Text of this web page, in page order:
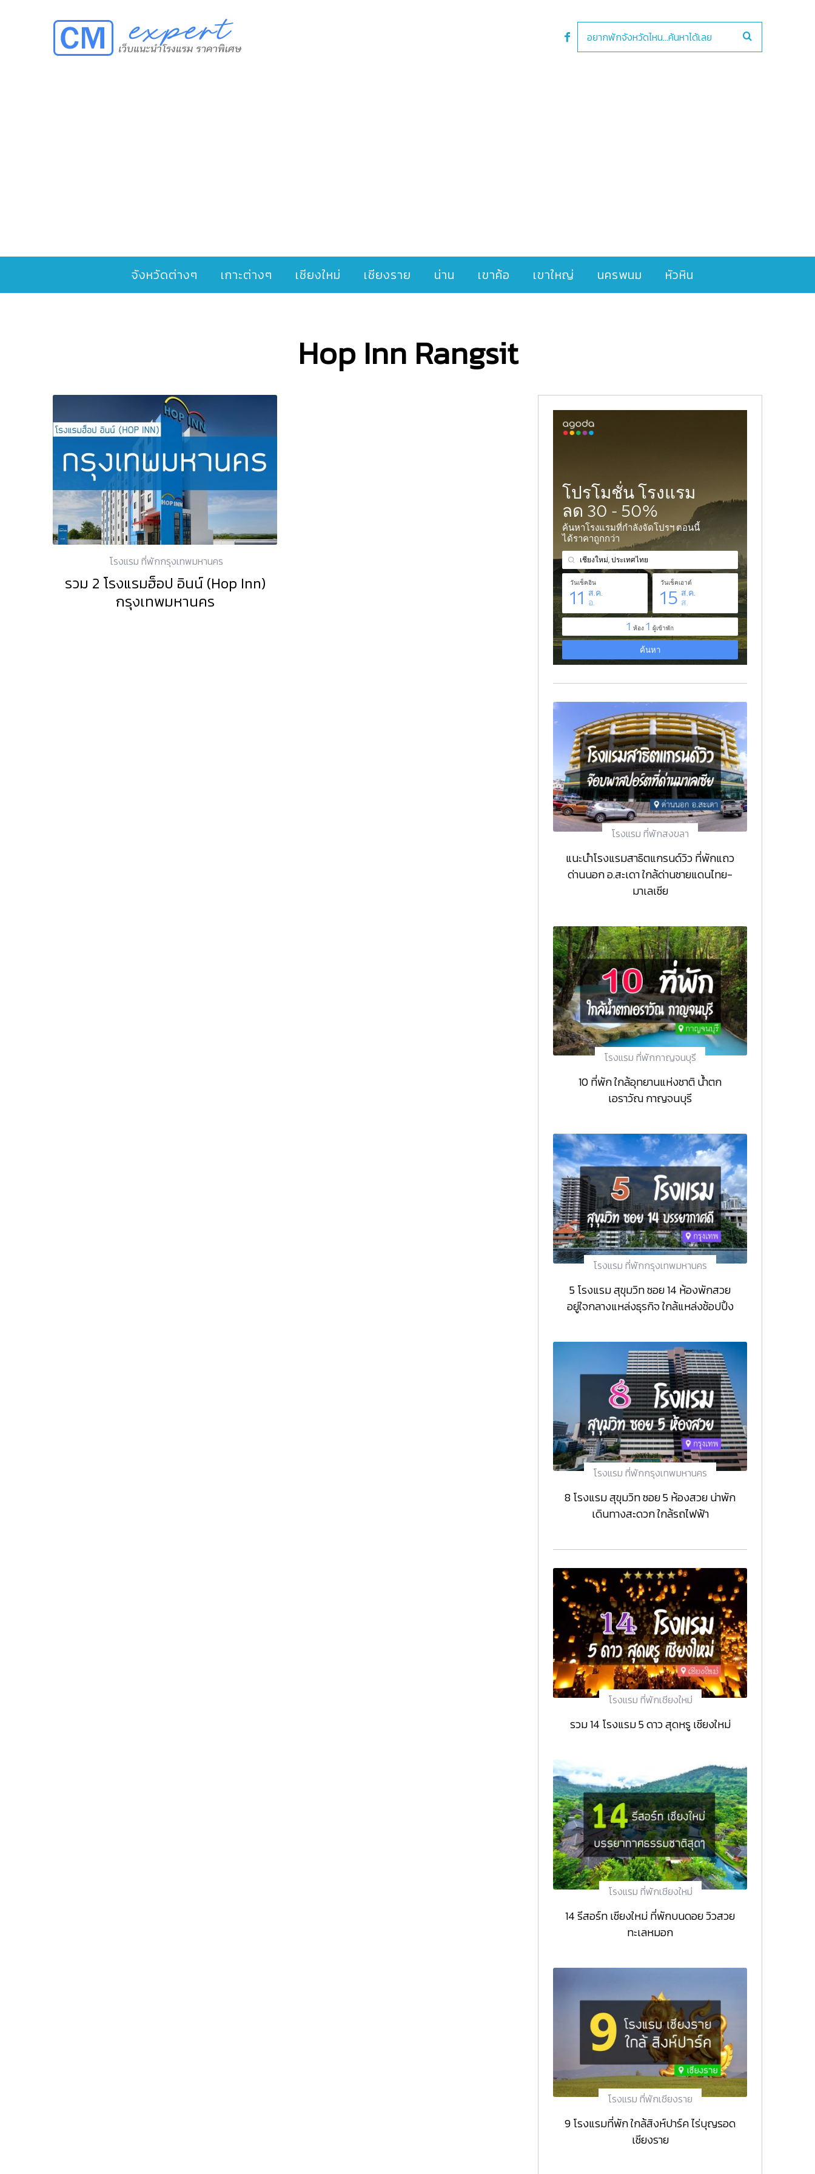
จังหวัดต่างๆ เกาะต่างๆ เชียงใหม่ เชียงราย น่าน เขาค้อ เขาใหญ่ นครพนม หัวหิน
Hop Inn Rangsit
โรงแรม ที่พักกรุงเทพมหานคร
รวม 2 โรงแรมฮ็อป อินน์ (Hop Inn)
กรุงเทพมหานคร
โรงแรม ที่พักสงขลา
แนะนำโรงแรมสาธิตแกรนด์วิว ที่พักแถว
ด่านนอก อ.สะเดา ใกล้ด่านชายแดนไทย-
มาเลเซีย
โรงแรม ที่พักกาญจนบุรี
10 ที่พัก ใกล้อุทยานแห่งชาติ น้ำตก
เอราวัณ กาญจนบุรี
โรงแรม ที่พักกรุงเทพมหานคร
5 โรงแรม สุขุมวิท ซอย 14 ห้องพักสวย
อยู่ใจกลางแหล่งธุรกิจ ใกล้แหล่งช้อปปิ้ง
โรงแรม ที่พักกรุงเทพมหานคร
8 โรงแรม สุขุมวิท ซอย 5 ห้องสวย น่าพัก
เดินทางสะดวก ใกล้รถไฟฟ้า
โรงแรม ที่พักเชียงใหม่
รวม 14 โรงแรม 5 ดาว สุดหรู เชียงใหม่
โรงแรม ที่พักเชียงใหม่
14 รีสอร์ท เชียงใหม่ ที่พักบนดอย วิวสวย
ทะเลหมอก
โรงแรม ที่พักเชียงราย
9 โรงแรมที่พัก ใกล้สิงห์ปาร์ค ไร่บุญรอด
เชียงราย